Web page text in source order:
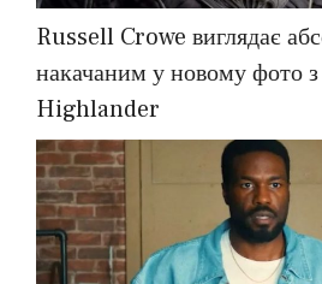
Russell Crowe виглядає
накачаним у новому фото
Highlander